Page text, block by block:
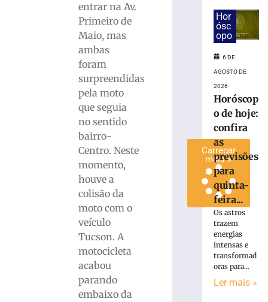
entrar na Av.
Primeiro de
Maio, mas
ambas
foram
surpreendidas
pela moto
que seguia
no sentido
bairro-
Centro. Neste
momento,
houve a
colisão da
moto com o
veículo
Tucson. A
motocicleta
acabou
parando
embaixo da
Bairro
Águas
Claras
Carregar
mais »
Hor
ósc
opo
6 DE
AGOSTO DE
2026
Horóscop
o de hoje:
confira
as
previsões
para
quinta-
feira...
Os astros
trazem
energias
intensas e
transformad
oras para...
Ler mais »